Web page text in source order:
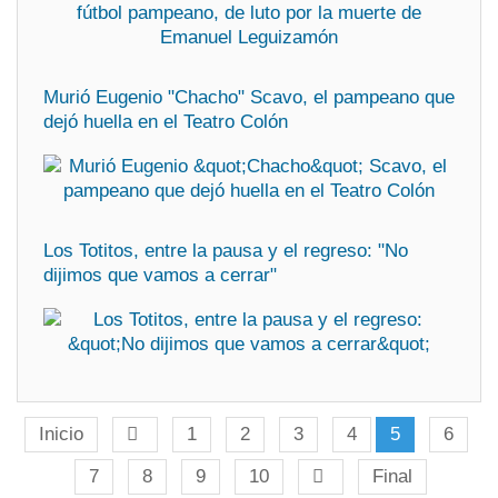
Murió Eugenio "Chacho" Scavo, el pampeano que
dejó huella en el Teatro Colón
Los Totitos, entre la pausa y el regreso: "No
dijimos que vamos a cerrar"
Inicio 1 2 3 4 5
6
7
8 9 10 Final